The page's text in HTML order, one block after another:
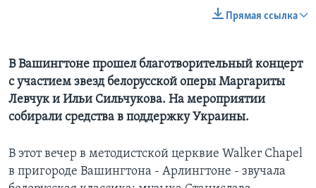
Прямая ссылка
В Вашингтоне прошел благотворительный концерт
с участием звезд белорусской оперы Маргариты
Левчук и Ильи Сильчукова. На мероприятии
собирали средства в поддержку Украины.
В этот вечер в методистской церквиe Walker Chapel
в пригороде Вашингтона - Арлингтоне - звучала